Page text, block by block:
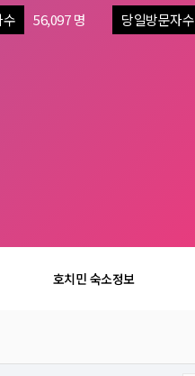
수 56,097 명 당일방문자수
호치민 숙소정보